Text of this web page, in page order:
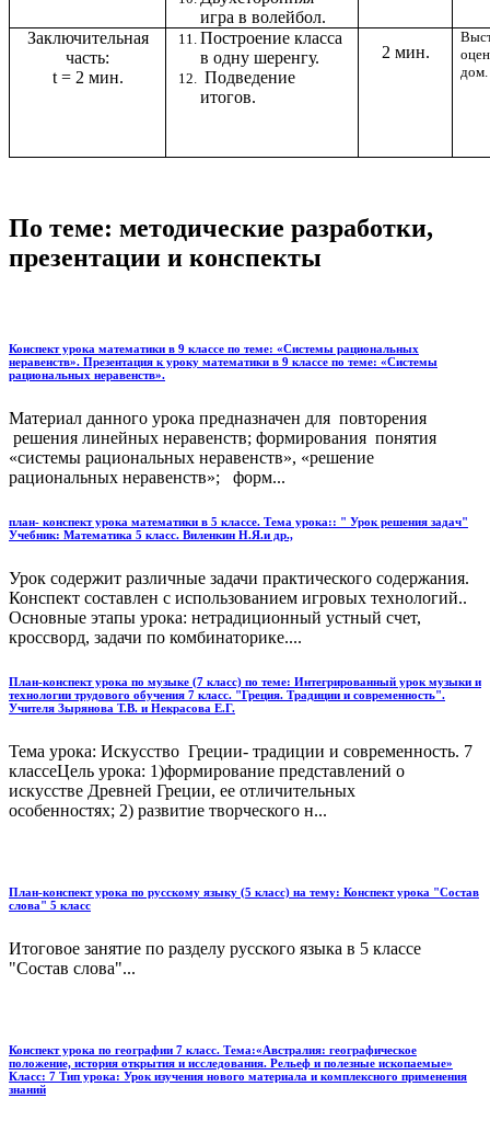
игра в волейбол.
Заключительная
часть:
t = 2 мин.
Построение класса
в одну шеренгу.
Подведение
итогов.
2 мин.
дом.
По теме: методические разработки,
презентации и конспекты
Конспект урока математики в 9 классе по теме: «Системы рациональных
неравенств». Презентация к уроку математики в 9 классе по теме: «Системы
рациональных неравенств».
Материал данного урока предназначен для повторения
решения линейных неравенств; формирования понятия
«системы рациональных неравенств», «решение
рациональных неравенств»; форм...
план- конспект урока математики в 5 классе. Тема урока:: " Урок решения задач"
Учебник: Математика 5 класс. Виленкин Н.Я.и др.,
Урок содержит различные задачи практического содержания.
Конспект составлен с использованием игровых технологий..
Основные этапы урока: нетрадиционный устный счет,
кроссворд, задачи по комбинаторике....
План-конспект урока по музыке (7 класс) по теме: Интегрированный урок музыки и
технологии трудового обучения 7 класс. "Греция. Традиции и современность".
Учителя Зырянова Т.В. и Некрасова Е.Г.
Тема урока: Искусство Греции- традиции и современность. 7
классеЦель урока: 1)формирование представлений о
искусстве Древней Греции, ее отличительных
особенностях; 2) развитие творческого н...
План-конспект урока по русскому языку (5 класс) на тему: Конспект урока "Состав
слова" 5 класс
Итоговое занятие по разделу русского языка в 5 классе
"Состав слова"...
Конспект урока по географии 7 класс. Тема:«Австралия: географическое
положение, история открытия и исследования. Рельеф и полезные ископаемые»
Класс: 7 Тип урока: Урок изучения нового материала и комплексного применения
знаний